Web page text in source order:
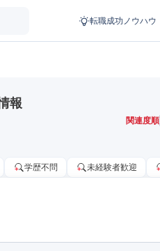
転職成功ノウハウ
報
関連度順
学歴不問 未経験者歓迎